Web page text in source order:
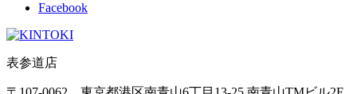
Facebook
表参道店